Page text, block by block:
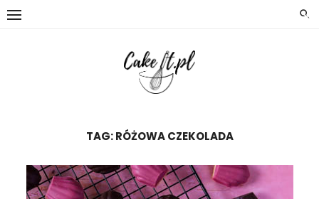
Skip
TAG:RÓŻOWA CZEKOLADA
×